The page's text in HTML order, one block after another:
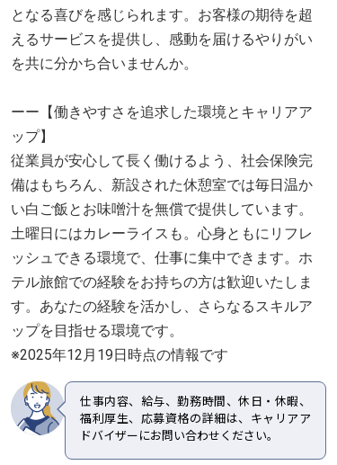
となる喜びを感じられます。お客様の期待を超
えるサービスを提供し、感動を届けるやりがい
を共に分かち合いませんか。
ーー【働きやすさを追求した環境とキャリアア
ップ】
従業員が安心して長く働けるよう、社会保険完
備はもちろん、新設された休憩室では毎日温か
い白ご飯とお味噌汁を無償で提供しています。
土曜日にはカレーライスも。心身ともにリフレ
ッシュできる環境で、仕事に集中できます。ホ
テル旅館での経験をお持ちの方は歓迎いたしま
す。あなたの経験を活かし、さらなるスキルア
ップを目指せる環境です。
※2025年12月19日時点の情報です
仕事内容、給与、勤務時間、休日・休暇、
福利厚生、応募資格の詳細は、キャリアア
ドバイザーにお問い合わせください。